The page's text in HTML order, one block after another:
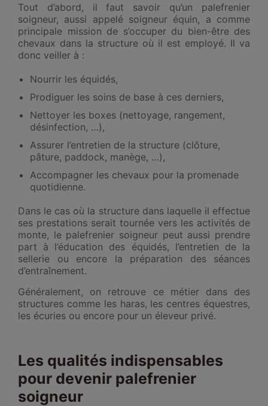
Tout d’abord, il faut savoir qu’un palefrenier
soigneur, aussi appelé soigneur équin, a comme
principale mission de s’occuper du bien-être des
chevaux dans la structure où il est employé. Il va
donc veiller à :
Nourrir les équidés,
Prodiguer les soins de base à ces derniers,
Nettoyer les boxes (nettoyage, rangement,
désinfection, …),
Assurer l’entretien de la structure (clôture,
pâture, paddock, manège, …),
Accompagner les chevaux pour la promenade
quotidienne.
Dans le cas où la structure dans laquelle il effectue
ses prestations serait tournée vers les activités de
monte, le palefrenier soigneur peut aussi prendre
part à l’éducation des équidés, l’entretien de la
sellerie ou encore la préparation des séances
d’entraînement.
Généralement, on retrouve ce métier dans des
structures comme les haras, les centres équestres,
les écuries ou encore pour un éleveur privé.
Les qualités indispensables
pour devenir palefrenier
soigneur